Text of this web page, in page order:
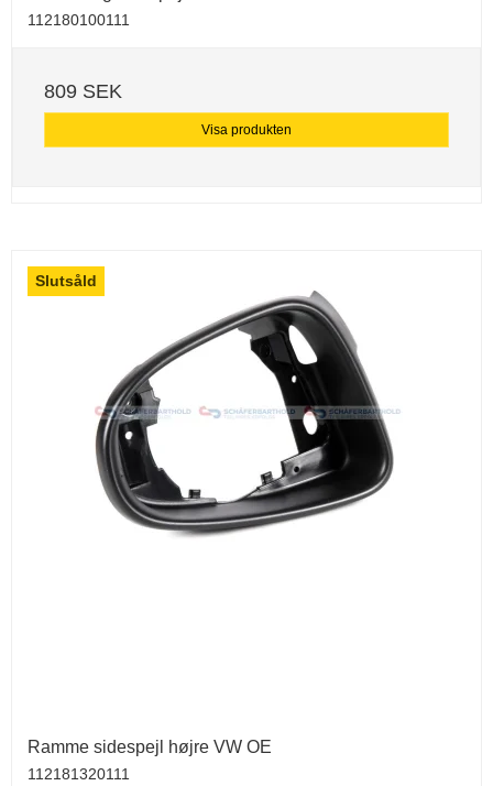
112180100111
809 SEK
Visa produkten
Slutsåld
Ramme sidespejl højre VW OE
112181320111